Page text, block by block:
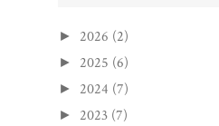
► 2026 (2)
► 2025 (6)
► 2024 (7)
► 2023 (7)